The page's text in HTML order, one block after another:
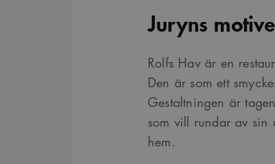
Juryns
Rolfs Hav är en
Den är som ett
Gestaltningen är
som vill rundar av sin
hem.